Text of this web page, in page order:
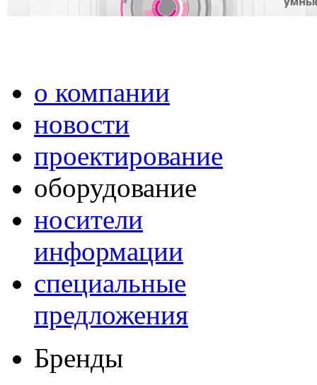
о компании
новости
проектирование
оборудование
носители
информации
специальные
предложения
Бренды